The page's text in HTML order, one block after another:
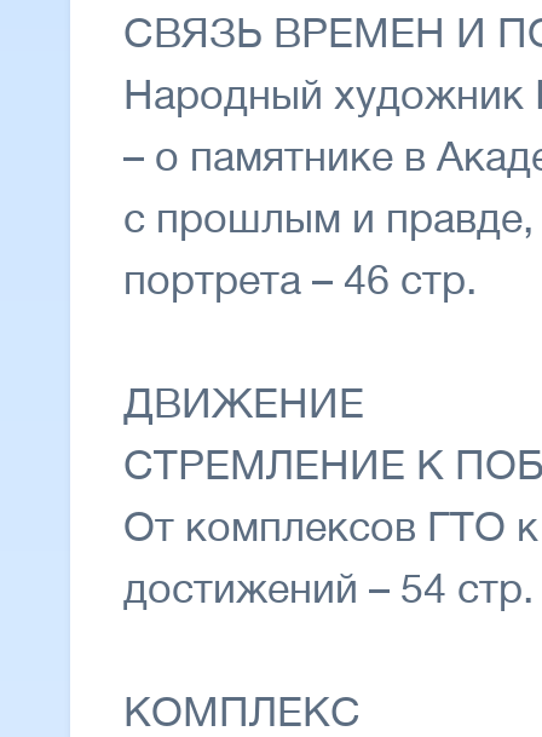
СВЯЗЬ ВРЕМЕН И
Народный художник
– о памятнике в
с прошлым и правде,
портрета – 46 стр.
ДВИЖЕНИЕ
СТРЕМЛЕНИЕ К
От комплексов ГТО
достижений – 54 стр.
КОМПЛЕКС